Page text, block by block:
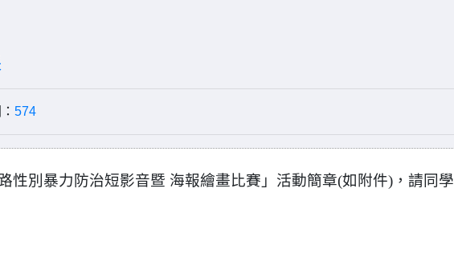
574
性別暴力防治短影音暨 海報繪畫比賽」活動簡章(如附件)，請同學